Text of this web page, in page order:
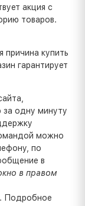
акция с
товаров.
причина купить
гарантирует
за одну минуту
можно
по
в
в правом
Подробное